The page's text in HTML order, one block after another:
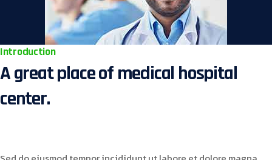
Introduction
A great place of medical hospital
center.